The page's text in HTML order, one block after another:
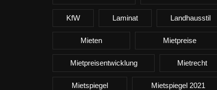
KfW Laminat Landhausstil
Mieten Mietpreise
Mietpreisentwicklung Mietrecht
Mietspiegel Mietspiegel 2021